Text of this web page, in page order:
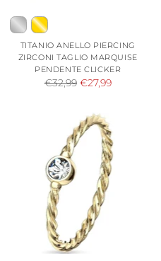
TITANIO ANELLO PIERCING
ZIRCONI TAGLIO MARQUISE
PENDENTE CLICKER
Prezzo
€32,99 €27,99